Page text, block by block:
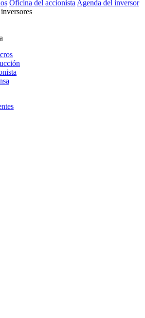
Oficina del accionistaAgenda del inversor